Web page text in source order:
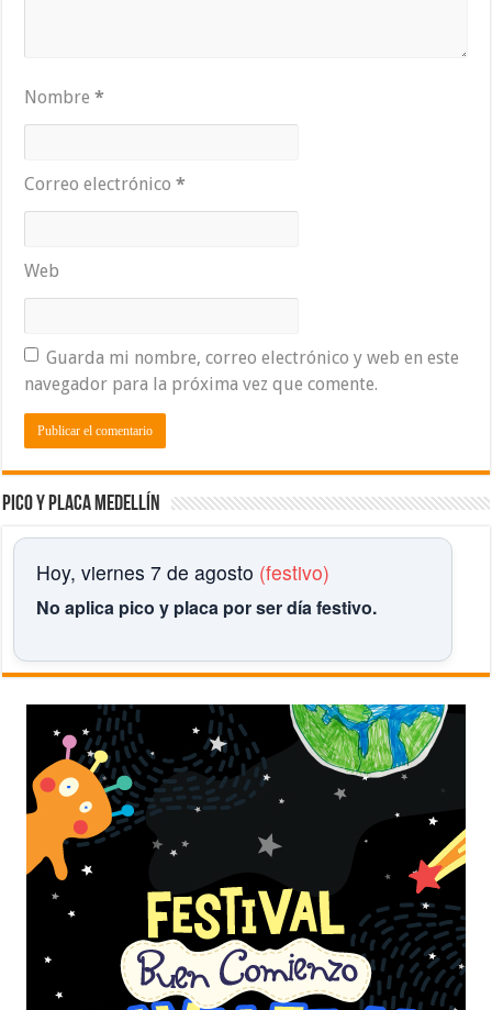
Nombre*
Correo electrónico*
Web
Guarda mi nombre, correo electrónico y web en este
navegador para la próxima vez que comente.
Pico y placa Medellín
Hoy, viernes 7 de agosto (festivo)
No aplica pico y placa por ser día festivo.